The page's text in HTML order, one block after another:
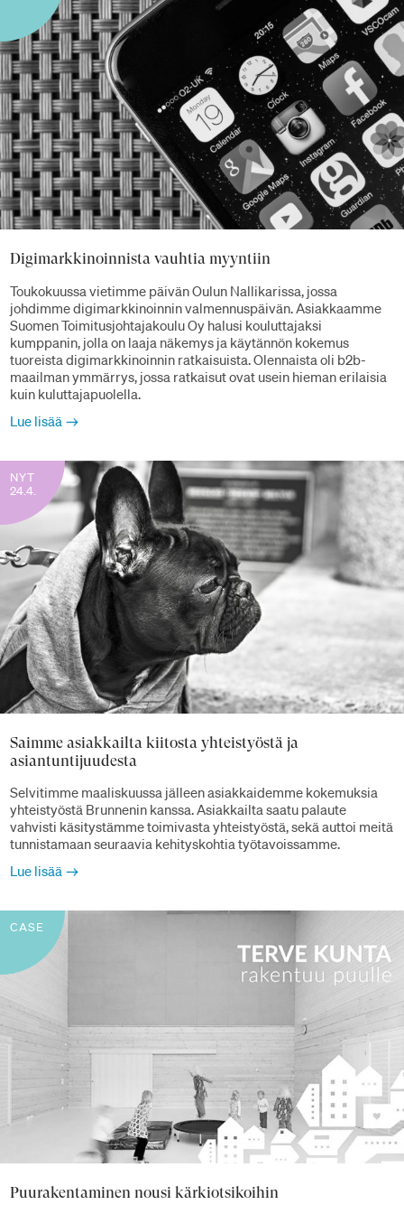
Digimarkkinoinnista vauhtia myyntiin
Toukokuussa vietimme päivän Oulun Nallikarissa, jossa
johdimme digimarkkinoinnin valmennuspäivän. Asiakkaamme
Suomen Toimitusjohtajakoulu Oy halusi kouluttajaksi
kumppanin, jolla on laaja näkemys ja käytännön kokemus
tuoreista digimarkkinoinnin ratkaisuista. Olennaista oli b2b-
maailman ymmärrys, jossa ratkaisut ovat usein hieman erilaisia
kuin kuluttajapuolella.
Lue lisää
Saimme asiakkailta kiitosta yhteistyöstä ja
asiantuntijuudesta
Selvitimme maaliskuussa jälleen asiakkaidemme kokemuksia
yhteistyöstä Brunnenin kanssa. Asiakkailta saatu palaute
vahvisti käsitystämme toimivasta yhteistyöstä, sekä auttoi meitä
tunnistamaan seuraavia kehityskohtia työtavoissamme.
Lue lisää
NYT
24.4.
Puurakentaminen nousi kärkiotsikoihin
CASE